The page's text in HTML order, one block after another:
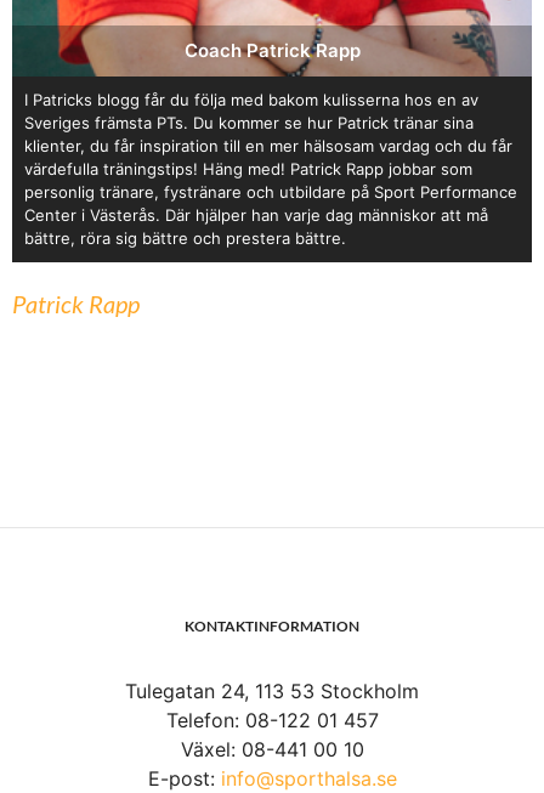
Coach Patrick Rapp
I Patricks blogg får du följa med bakom kulisserna hos en av
Sveriges främsta PTs. Du kommer se hur Patrick tränar sina
klienter, du får inspiration till en mer hälsosam vardag och du får
värdefulla träningstips! Häng med! Patrick Rapp jobbar som
personlig tränare, fystränare och utbildare på Sport Performance
Center i Västerås. Där hjälper han varje dag människor att må
bättre, röra sig bättre och prestera bättre.
Patrick Rapp
KONTAKTINFORMATION
Tulegatan 24, 113 53 Stockholm
Telefon: 08-122 01 457
Växel: 08-441 00 10
E-post: info@sporthalsa.se